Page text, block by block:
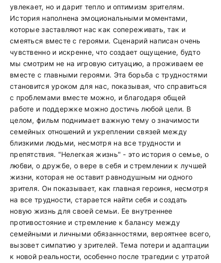
увлекает, но и дарит тепло и оптимизм зрителям.
История наполнена эмоциональными моментами,
которые заставляют нас как сопереживать, так и
смеяться вместе с героями. Сценарий написан очень
чувственно и искренне, что создает ощущение, будто
мы смотрим не на игровую ситуацию, а проживаем ее
вместе с главными героями. Эта борьба с трудностями
становится уроком для нас, показывая, что справиться
с проблемами вместе можно, и благодаря общей
работе и поддержке можно достичь любой цели. В
целом, фильм поднимает важную тему о значимости
семейных отношений и укреплении связей между
близкими людьми, несмотря на все трудности и
препятствия. "Нелегкая жизнь" - это история о семье, о
любви, о дружбе, о вере в себя и стремлении к лучшей
жизни, которая не оставит равнодушным ни одного
зрителя. Он показывает, как главная героиня, несмотря
на все трудности, старается найти себя и создать
новую жизнь для своей семьи. Ее внутреннее
противостояние и стремление к балансу между
семейными и личными обязанностями, вероятнее всего,
вызовет симпатию у зрителей. Тема потери и адаптации
к новой реальности, особенно после трагедии с утратой